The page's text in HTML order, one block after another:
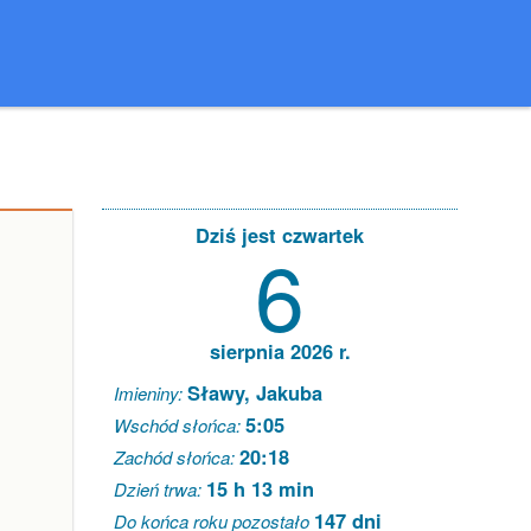
Dziś jest czwartek
6
sierpnia 2026 r.
Imieniny:Sławy, Jakuba
Wschód słońca:5:05
Zachód słońca:20:18
Dzień trwa: 15 h 13 min
Do końca roku pozostało 147 dni